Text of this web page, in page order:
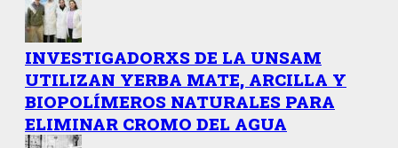
INVESTIGADORXS DE LA UNSAM
UTILIZAN YERBA MATE, ARCILLA Y
BIOPOLÍMEROS NATURALES PARA
ELIMINAR CROMO DEL AGUA